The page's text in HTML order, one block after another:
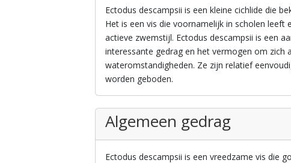
Ectodus descampsii is een kleine cichlide die
Het is een vis die voornamelijk in scholen leeft
actieve zwemstijl. Ectodus descampsii is een
interessante gedrag en het vermogen om zich
wateromstandigheden. Ze zijn relatief
worden geboden.
Algemeen gedrag
Ectodus descampsii is een vreedzame vis die